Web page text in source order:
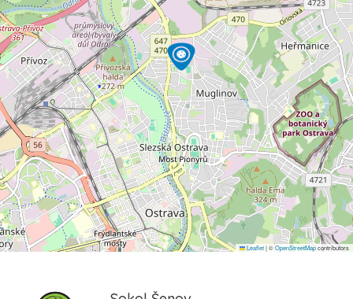
Leaflet|©OpenStreetMapcontributors